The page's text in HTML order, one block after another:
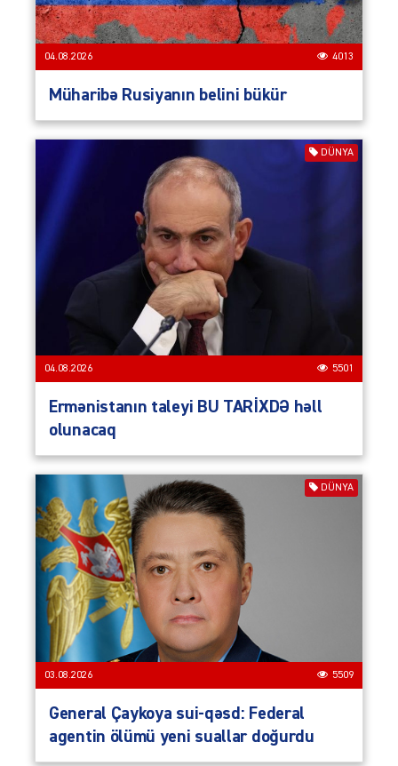
04.08.2026 4013
Müharibə Rusiyanın belini bükür
DÜNYA
04.08.2026 5501
Ermənistanın taleyi BU TARİXDƏ həll
olunacaq
DÜNYA
03.08.2026 5509
General Çaykoya sui-qəsd: Federal
agentin ölümü yeni suallar doğurdu